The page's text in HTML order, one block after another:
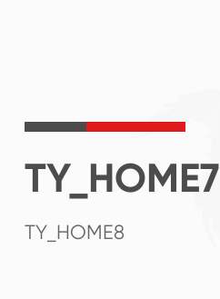
TY_HOME7
TY_HOME8